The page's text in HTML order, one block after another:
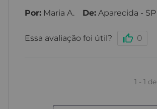
Por: Maria A. De: Aparecida - SP
Essa avaliação foi útil? 0
1 - 1 de